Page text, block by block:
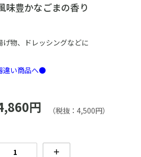
豊かなごまの香り
物、ドレッシングなどに
違い商品へ●
円 （税抜：4,500円）
＋